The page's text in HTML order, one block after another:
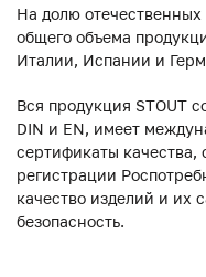
На долю отечественных
общего объема
Италии, Испании и
Вся продукция STOUT
DIN и EN, имеет
сертификаты качества,
регистрации
качество изделий и их
безопасность.